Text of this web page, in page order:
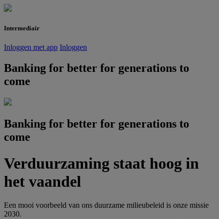
Intermediair
Inloggen met app Inloggen
Banking for better for generations to
come
Banking for better for generations to
come
Verduurzaming staat hoog in
het vaandel
Een mooi voorbeeld van ons duurzame milieubeleid is onze missie
2030.